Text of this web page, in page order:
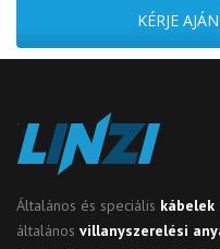
KÉRJE
Általános és speciális kábelek
általános villanyszerelési